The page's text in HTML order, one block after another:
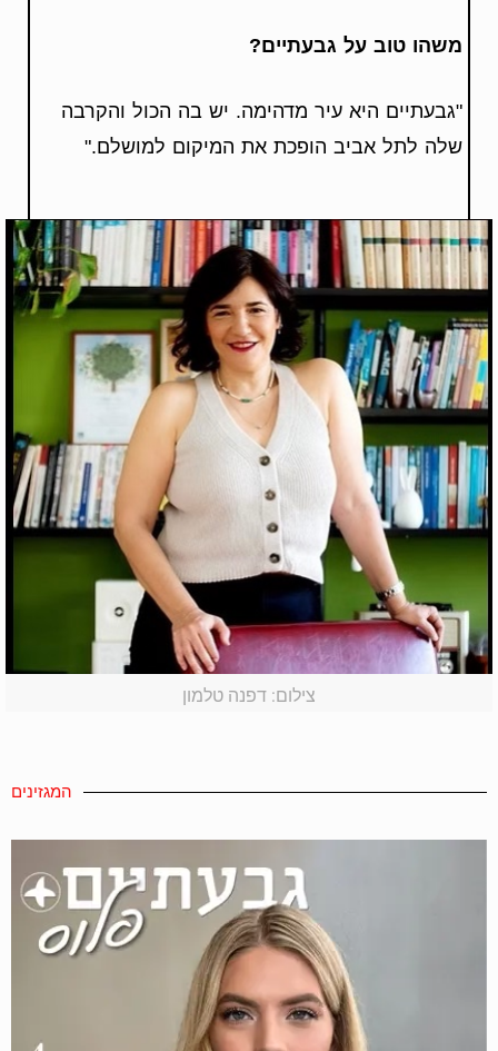
משהו טוב על גבעתיים?
"גבעתיים היא עיר מדהימה. יש בה הכול והקרבה
שלה לתל אביב הופכת את המיקום למושלם."
צילום: דפנה טלמון
המגזינים